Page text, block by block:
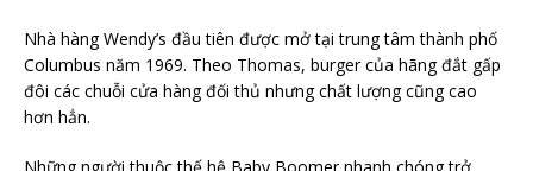
Nhà hàng Wendy’s đầu tiên được mở tại trung tâm thành phố
Columbus năm 1969. Theo Thomas, burger của hãng đắt gấp
đôi các chuỗi cửa hàng đối thủ nhưng chất lượng cũng cao
hơn hẳn.